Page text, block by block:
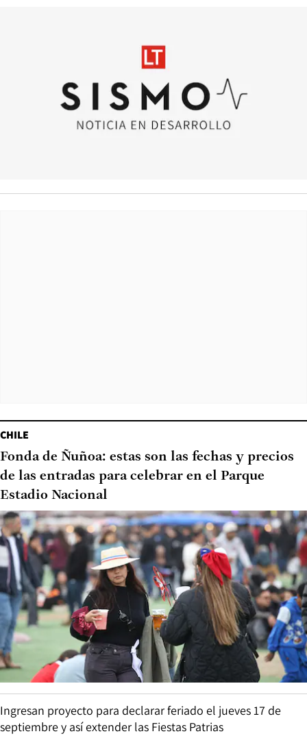
CHILE
Fonda de Ñuñoa: estas son las fechas y precios
de las entradas para celebrar en el Parque
Estadio Nacional
Ingresan proyecto para declarar feriado el jueves 17 de
septiembre y así extender las Fiestas Patrias